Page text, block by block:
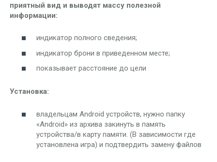
приятный вид и выводят массу полезной
информации:
индикатор полного сведения;
индикатор брони в приведенном месте;
показывает расстояние до цели
Установка:
владельцам Android устройств, нужно папку
«Android» из архива закинуть в память
устройства/в карту памяти. (В зависимости где
установлена игра) и подтвердить замену файлов